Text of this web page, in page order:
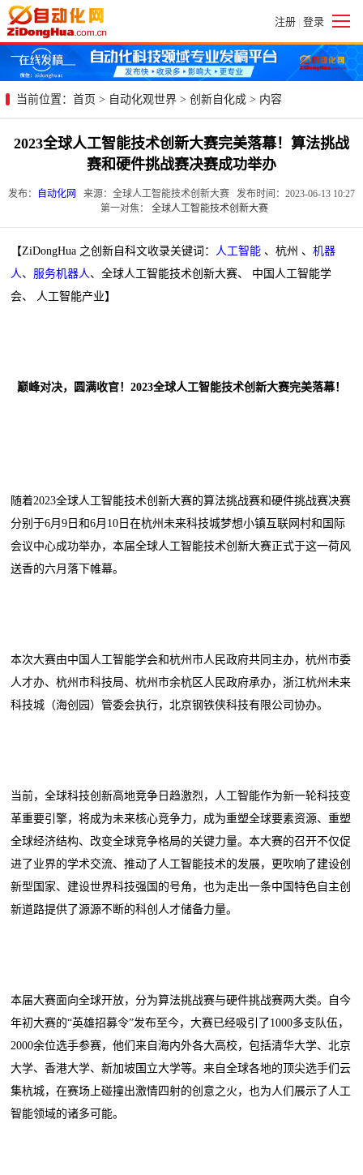
注册 | 登录
当前位置： 首页 > 自动化观世界 > 创新自化成 > 内容
2023全球人工智能技术创新大赛完美落幕！算法挑战
赛和硬件挑战赛决赛成功举办
发布： 自动化网
来源：全球人工智能技术创新大赛 发布时间：2023-06-13 10:27
第一对焦： 全球人工智能技术创新大赛
【ZiDongHua 之创新自科文收录关键词： 人工智能 、杭州 、机器
人 、 服务机器人 、全球人工智能技术创新大赛、 中国人工智能学
会、 人工智能产业】
巅峰对决，圆满收官！2023全球人工智能技术创新大赛完美落幕！
随着2023全球人工智能技术创新大赛的算法挑战赛和硬件挑战赛决赛
分别于6月9日和6月10日在杭州未来科技城梦想小镇互联网村和国际
会议中心成功举办，本届全球人工智能技术创新大赛正式于这一荷风
送香的六月落下帷幕。
本次大赛由中国人工智能学会和杭州市人民政府共同主办，杭州市委
人才办、杭州市科技局、杭州市余杭区人民政府承办，浙江杭州未来
科技城（海创园）管委会执行，北京钢铁侠科技有限公司协办。
当前，全球科技创新高地竞争日趋激烈，人工智能作为新一轮科技变
革重要引擎，将成为未来核心竞争力，成为重塑全球要素资源、重塑
全球经济结构、改变全球竞争格局的关键力量。本大赛的召开不仅促
进了业界的学术交流、推动了人工智能技术的发展，更吹响了建设创
新型国家、建设世界科技强国的号角，也为走出一条中国特色自主创
新道路提供了源源不断的科创人才储备力量。
本届大赛面向全球开放，分为算法挑战赛与硬件挑战赛两大类。自今
年初大赛的“英雄招募令”发布至今，大赛已经吸引了1000多支队伍，
2000余位选手参赛，他们来自海内外各大高校，包括清华大学、北京
大学、香港大学、新加坡国立大学等。来自全球各地的顶尖选手们云
集杭城，在赛场上碰撞出激情四射的创意之火，也为人们展示了人工
智能领域的诸多可能。